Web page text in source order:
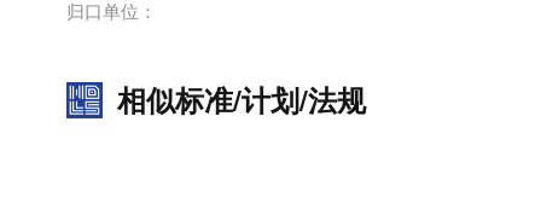
归口单位：
相似标准/计划/法规